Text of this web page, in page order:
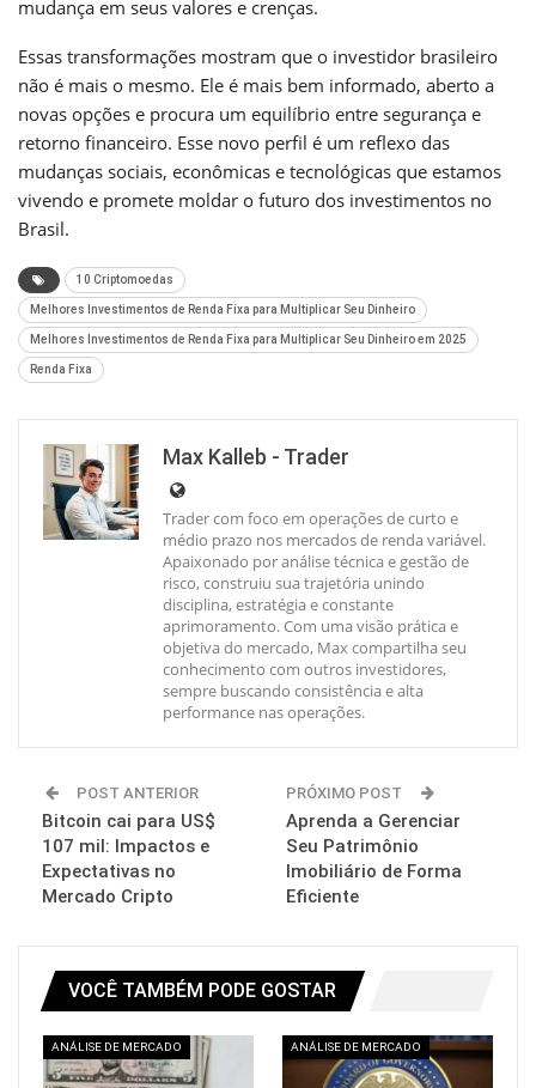
mudança em seus valores e crenças.
Essas transformações mostram que o investidor brasileiro
não é mais o mesmo. Ele é mais bem informado, aberto a
novas opções e procura um equilíbrio entre segurança e
retorno financeiro. Esse novo perfil é um reflexo das
mudanças sociais, econômicas e tecnológicas que estamos
vivendo e promete moldar o futuro dos investimentos no
Brasil.
10 Criptomoedas
Melhores Investimentos de Renda Fixa para Multiplicar Seu Dinheiro
Melhores Investimentos de Renda Fixa para Multiplicar Seu Dinheiro em 2025
Renda Fixa
Max Kalleb - Trader
Trader com foco em operações de curto e
médio prazo nos mercados de renda variável.
Apaixonado por análise técnica e gestão de
risco, construiu sua trajetória unindo
disciplina, estratégia e constante
aprimoramento. Com uma visão prática e
objetiva do mercado, Max compartilha seu
conhecimento com outros investidores,
sempre buscando consistência e alta
performance nas operações.
POST ANTERIOR
Bitcoin cai para US$
107 mil: Impactos e
Expectativas no
Mercado Cripto
PRÓXIMO POST
Aprenda a Gerenciar
Seu Patrimônio
Imobiliário de Forma
Eficiente
VOCÊ TAMBÉM PODE GOSTAR
ANÁLISE DE MERCADO ANÁLISE DE MERCADO